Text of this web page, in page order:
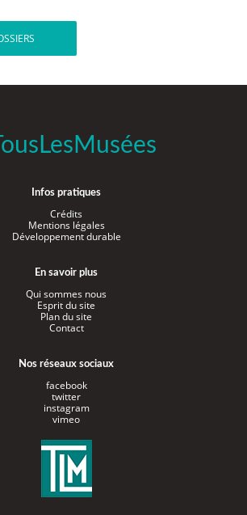
TousLesMusées
Infos pratiques
Crédits
Mentions légales
Développement durable
En savoir plus
Qui sommes nous
Esprit du site
Plan du site
Contact
Nos réseaux sociaux
facebook
twitter
instagram
vimeo